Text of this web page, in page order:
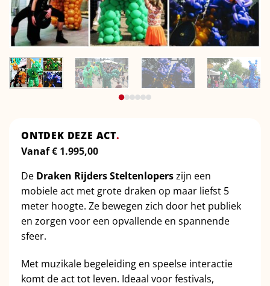
ONTDEK DEZE ACT.
Vanaf€ 1.995,00
De Draken Rijders Steltenloperszijn een
mobiele act met grote draken op maar liefst 5
meter hoogte. Ze bewegen zich door het publiek
en zorgen voor een opvallende en spannende
sfeer.
Met muzikale begeleiding en speelse interactie
komt de act tot leven. Ideaal voor festivals,